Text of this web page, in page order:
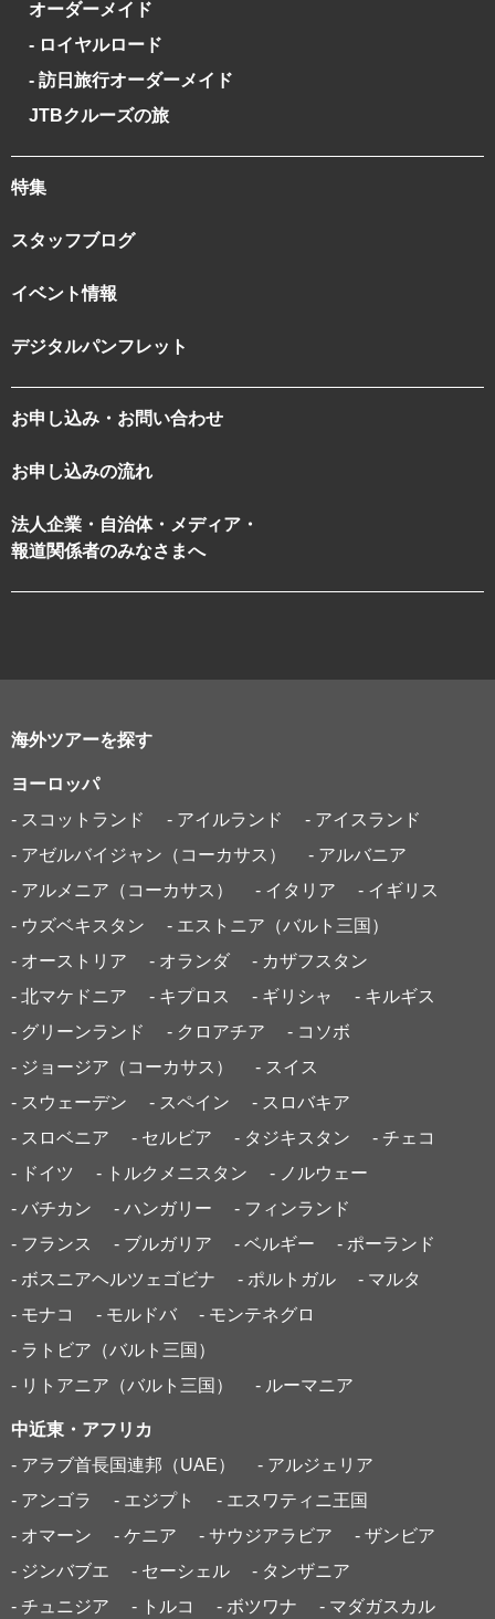
オーダーメイド
- ロイヤルロード
- 訪日旅行オーダーメイド
JTBクルーズの旅
特集
スタッフブログ
イベント情報
デジタルパンフレット
お申し込み・お問い合わせ
お申し込みの流れ
法人企業・自治体・メディア・
報道関係者のみなさまへ
海外ツアーを探す
ヨーロッパ
- スコットランド
- アイルランド
- アイスランド
- アゼルバイジャン（コーカサス）
- アルバニア
- アルメニア（コーカサス）
- イタリア
- イギリス
- ウズベキスタン
- エストニア（バルト三国）
- オーストリア
- オランダ
- カザフスタン
- 北マケドニア
- キプロス - ギリシャ
- キルギス
- グリーンランド
- クロアチア
- コソボ
- ジョージア（コーカサス）
- スイス
- スウェーデン
- スペイン
- スロバキア
- スロベニア
- セルビア - タジキスタン
- チェコ
- ドイツ
- トルクメニスタン
- ノルウェー
- バチカン
- ハンガリー
- フィンランド
- フランス
- ブルガリア - ベルギー
- ポーランド
- ボスニアヘルツェゴビナ
- ポルトガル
- マルタ
- モナコ
- モルドバ
- モンテネグロ
- ラトビア（バルト三国）
- リトアニア（バルト三国）
- ルーマニア
中近東・アフリカ
- アラブ首長国連邦（UAE）
- アルジェリア
- アンゴラ
- エジプト
- エスワティニ王国
- オマーン
- ケニア - サウジアラビア
- ザンビア
- ジンバブエ
- セーシェル
- タンザニア
- チュニジア
- トルコ - ボツワナ
- マダガスカル